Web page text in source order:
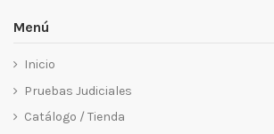
Menú
Inicio
Pruebas Judiciales
Catálogo / Tienda